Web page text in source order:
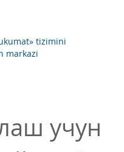
tizimini
markazi
учун